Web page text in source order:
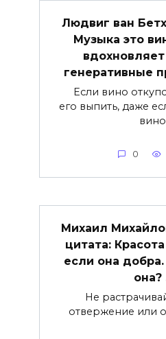
Людвиг ван
Музыка это
генеративные
Если вино
его выпить, даже
0
Михаил
цитата:
если она
она?
Не
отвержение или